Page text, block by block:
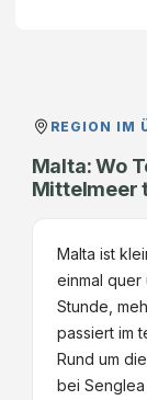
REGION IM
Malta: Wo
Mittelmeer
Malta ist
einmal
Stunde,
passiert im
Rund um
bei